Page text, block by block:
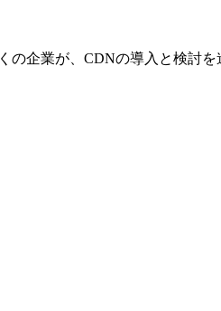
企業が、CDNの導入と検討